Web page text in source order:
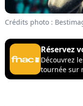
Crédits photo :
Réservez
Découvrez
tournée sur